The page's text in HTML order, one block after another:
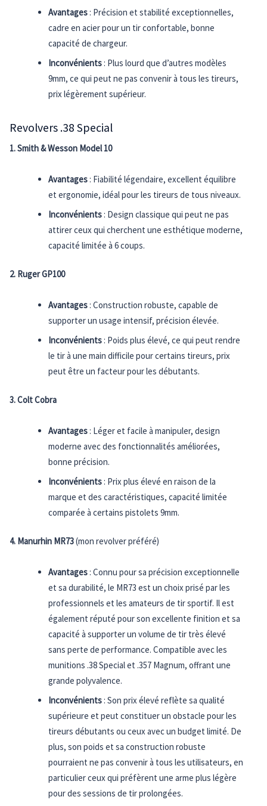
Avantages: Précision et stabilité exceptionnelles,
cadre en acier pour un tir confortable, bonne
capacité de chargeur.
Inconvénients: Plus lourd que d’autres modèles
9mm, ce qui peut ne pas convenir à tous les tireurs,
prix légèrement supérieur.
Revolvers .38 Special
1. Smith & Wesson Model 10
Avantages: Fiabilité légendaire, excellent équilibre
et ergonomie, idéal pour les tireurs de tous niveaux.
Inconvénients: Design classique qui peut ne pas
attirer ceux qui cherchent une esthétique moderne,
capacité limitée à 6 coups.
2. Ruger GP100
Avantages: Construction robuste, capable de
supporter un usage intensif, précision élevée.
Inconvénients: Poids plus élevé, ce qui peut rendre
le tir à une main difficile pour certains tireurs, prix
peut être un facteur pour les débutants.
3. Colt Cobra
Avantages: Léger et facile à manipuler, design
moderne avec des fonctionnalités améliorées,
bonne précision.
Inconvénients: Prix plus élevé en raison de la
marque et des caractéristiques, capacité limitée
comparée à certains pistolets 9mm.
4. Manurhin MR73(mon revolver préféré)
Avantages: Connu pour sa précision exceptionnelle
et sa durabilité, le MR73 est un choix prisé par les
professionnels et les amateurs de tir sportif. Il est
également réputé pour son excellente finition et sa
capacité à supporter un volume de tir très élevé
sans perte de performance. Compatible avec les
munitions .38 Special et .357 Magnum, offrant une
grande polyvalence.
Inconvénients: Son prix élevé reflète sa qualité
supérieure et peut constituer un obstacle pour les
tireurs débutants ou ceux avec un budget limité. De
plus, son poids et sa construction robuste
pourraient ne pas convenir à tous les utilisateurs, en
particulier ceux qui préfèrent une arme plus légère
pour des sessions de tir prolongées.